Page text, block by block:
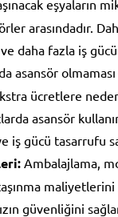
eşyaların
arasındadır.
daha fazla iş
asansör
ücretlere
asansör
iş gücü tasarrufu
Ambalajlama,
maliyetlerini
güvenliğini